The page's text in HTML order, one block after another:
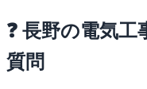
❓ 長野の電気
質問